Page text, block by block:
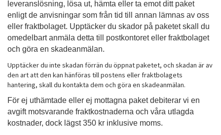
leveranslösning, lösa ut, hämta eller ta emot ditt paket
enligt de anvisningar som från tid till annan lämnas av oss
eller fraktbolaget. Upptäcker du skador på paketet skall du
omedelbart anmäla detta till postkontoret eller fraktbolaget
och göra en skadeanmälan.
Upptäcker du inte skadan förrän du öppnat paketet, och skadan är av
den art att den kan hänföras till postens eller fraktbolagets
hantering, skall du kontakta dem och göra en skadeanmälan.
För ej uthämtade eller ej mottagna paket debiterar vi en
avgift motsvarande fraktkostnaderna och våra utlagda
kostnader, dock lägst 350 kr inklusive moms.